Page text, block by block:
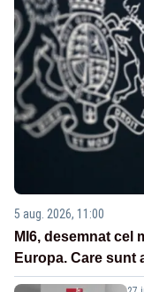
5 aug. 2026, 11:00
MI6, desemnat cel
Europa. Care sunt